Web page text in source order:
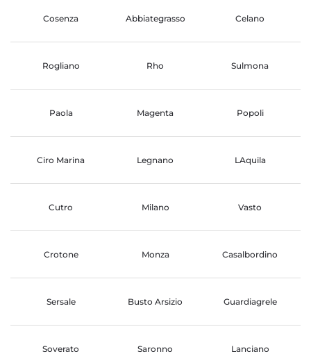
Cosenza Abbiategrasso Celano
Rogliano Rho Sulmona
Paola Magenta Popoli
Ciro Marina Legnano LAquila
Cutro Milano Vasto
Crotone Monza Casalbordino
Sersale Busto Arsizio Guardiagrele
Soverato Saronno Lanciano